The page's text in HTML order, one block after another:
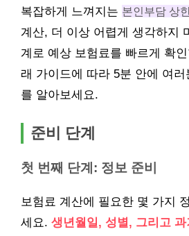
복잡하게 느껴지는 본인부담 상
계산, 더 이상 어렵게 생각하지
계로 예상 보험료를 빠르게 확
래 가이드에 따라 5분 안에 여
를 알아보세요.
준비 단계
첫 번째 단계: 정보 준비
보험료 계산에 필요한 몇 가지
세요. 생년월일, 성별, 그리고 과